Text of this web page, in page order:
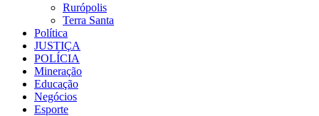
Rurópolis
Terra Santa
Política
JUSTIÇA
POLÍCIA
Mineração
Educação
Negócios
Esporte